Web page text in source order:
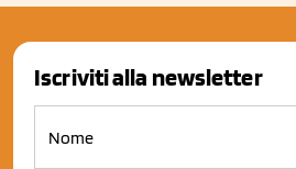
Iscriviti alla newsletter